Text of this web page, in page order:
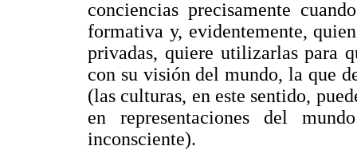
conciencias precisamente
formativa y, evidentemente,
privadas, quiere utilizarlas para
con su visión del mundo, la que
(las culturas, en este sentido,
en representaciones del
inconsciente).